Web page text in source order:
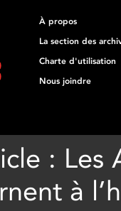
À propos
La section des
Charte d'utilisation
Nous joindre
: Les
à